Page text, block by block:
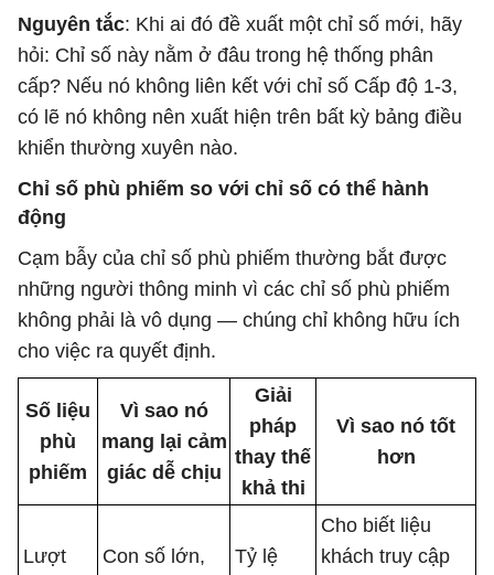
Nguyên tắc: Khi ai đó đề xuất một chỉ số mới, hãy
hỏi: Chỉ số này nằm ở đâu trong hệ thống phân
cấp? Nếu nó không liên kết với chỉ số Cấp độ 1-3,
có lẽ nó không nên xuất hiện trên bất kỳ bảng điều
khiển thường xuyên nào.
Chỉ số phù phiếm so với chỉ số có thể hành
động
Cạm bẫy của chỉ số phù phiếm thường bắt được
những người thông minh vì các chỉ số phù phiếm
không phải là vô dụng — chúng chỉ không hữu ích
cho việc ra quyết định.
Số liệu
phù
phiếm
Vì sao nó
mang lại cảm
giác dễ chịu
Giải
pháp
thay thế
khả thi
Vì sao nó tốt
hơn
Lượt
Con số lớn,
Tỷ lệ
Cho biết liệu
khách truy cập